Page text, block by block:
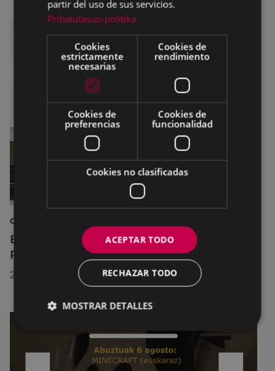
CULTURA
El Museo de la Industria Armera recibe el
Premio Delta Cultura a la Trayectoria 2026
23/07/2026
partir del uso de sus servicios.
Pribatutasun-politika
Cookies
estrictamente
necesarias
Cookies de
rendimiento
Cookies de
preferencias
Cookies de
funcionalidad
Cookies no clasificadas
ACEPTAR TODO
RECHAZAR TODO
MOSTRAR DETALLES